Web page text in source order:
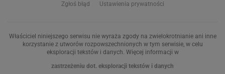
Zgłoś błąd Ustawienia prywatności
Właściciel niniejszego serwisu nie wyraża zgody na zwielokrotnianie ani inne
korzystanie z utworów rozpowszechnionych w tym serwisie, w celu
eksploracji tekstów i danych. Więcej informacji w
zastrzeżeniu dot. eksploracji tekstów i danych